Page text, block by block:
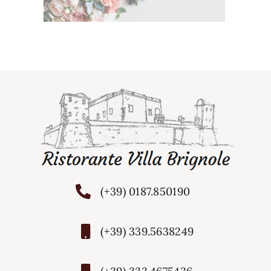
(+39) 0187.850190
(+39) 339.5638249